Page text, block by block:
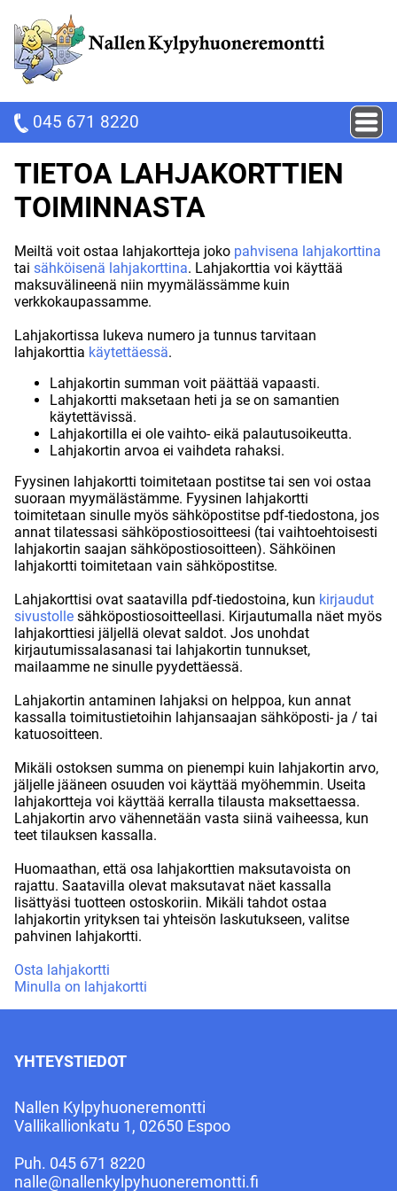
045 671 8220
TIETOA LAHJAKORTTIEN
TOIMINNASTA
Meiltä voit ostaa lahjakortteja joko pahvisena lahjakorttina
tai sähköisenä lahjakorttina. Lahjakorttia voi käyttää
maksuvälineenä niin myymälässämme kuin
verkkokaupassamme.
Lahjakortissa lukeva numero ja tunnus tarvitaan
lahjakorttia käytettäessä.
Lahjakortin summan voit päättää vapaasti.
Lahjakortti maksetaan heti ja se on samantien
käytettävissä.
Lahjakortilla ei ole vaihto- eikä palautusoikeutta.
Lahjakortin arvoa ei vaihdeta rahaksi.
Fyysinen lahjakortti toimitetaan postitse tai sen voi ostaa
suoraan myymälästämme. Fyysinen lahjakortti
toimitetaan sinulle myös sähköpostitse pdf-tiedostona, jos
annat tilatessasi sähköpostiosoitteesi (tai vaihtoehtoisesti
lahjakortin saajan sähköpostiosoitteen). Sähköinen
lahjakortti toimitetaan vain sähköpostitse.
Lahjakorttisi ovat saatavilla pdf-tiedostoina, kun kirjaudut
sivustolle sähköpostiosoitteellasi. Kirjautumalla näet myös
lahjakorttiesi jäljellä olevat saldot. Jos unohdat
kirjautumissalasanasi tai lahjakortin tunnukset,
mailaamme ne sinulle pyydettäessä.
Lahjakortin antaminen lahjaksi on helppoa, kun annat
kassalla toimitustietoihin lahjansaajan sähköposti- ja / tai
katuosoitteen.
Mikäli ostoksen summa on pienempi kuin lahjakortin arvo,
jäljelle jääneen osuuden voi käyttää myöhemmin. Useita
lahjakortteja voi käyttää kerralla tilausta maksettaessa.
Lahjakortin arvo vähennetään vasta siinä vaiheessa, kun
teet tilauksen kassalla.
Huomaathan, että osa lahjakorttien maksutavoista on
rajattu. Saatavilla olevat maksutavat näet kassalla
lisättyäsi tuotteen ostoskoriin. Mikäli tahdot ostaa
lahjakortin yrityksen tai yhteisön laskutukseen, valitse
pahvinen lahjakortti.
Osta lahjakortti
Minulla on lahjakortti
YHTEYSTIEDOT
Nallen Kylpyhuoneremontti
Vallikallionkatu 1, 02650 Espoo
Puh. 045 671 8220
nalle@nallenkylpyhuoneremontti.fi